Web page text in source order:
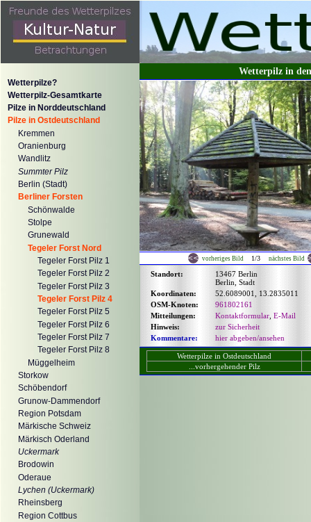
Wetterpilze?
Wetterpilz-Gesamtkarte
Pilze in Norddeutschland
Pilze in Ostdeutschland
Kremmen
Oranienburg
Wandlitz
Summter Pilz
Berlin (Stadt)
Berliner Forsten
Schönwalde
Stolpe
Grunewald
Tegeler Forst Nord
Tegeler Forst Pilz 1
Tegeler Forst Pilz 2
Tegeler Forst Pilz 3
Tegeler Forst Pilz 4
Tegeler Forst Pilz 5
Tegeler Forst Pilz 6
Tegeler Forst Pilz 7
Tegeler Forst Pilz 8
Müggelheim
Storkow
Schöbendorf
Grunow-Dammendorf
Region Potsdam
Märkische Schweiz
Märkisch Oderland
Uckermark
Brodowin
Oderaue
Lychen (Uckermark)
Rheinsberg
Region Cottbus
Wetterpilz in
vorheriges Bild 1/3 nächstes Bild
Standort:
13467 Berlin
Berlin, Stadt
Koordinaten:
52.6089001, 13.2835011
OSM-Knoten:
961802161
Mitteilungen:
Kontaktformular E-Mail
Hinweis:
zur Sicherheit
Kommentare:
hier abgeben/ansehen
Wetterpilze in Ostdeutschland
...vorhergehender Pilz